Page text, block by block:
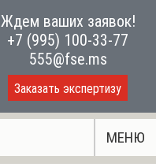
Ждем ваших заявок!
+7 (995) 100-33-77
555@fse.ms
Заказать экспертизу
МЕНЮ